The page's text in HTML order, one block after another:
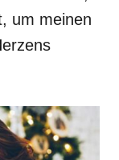
um meinen